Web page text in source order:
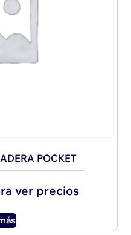
POCKET
ver precios